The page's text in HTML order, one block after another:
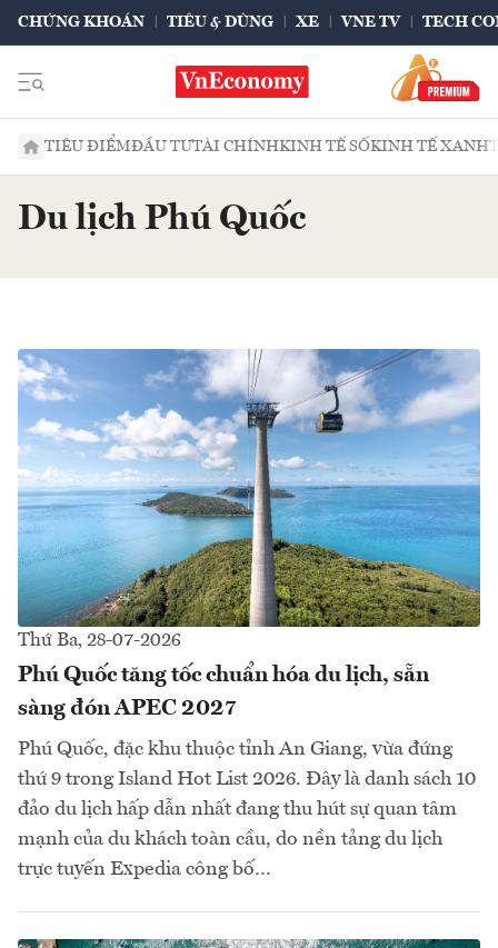
CHỨNG KHOÁN TIÊU & DÙNG XE VNE TV TECH
TIÊU ĐIỂMĐẦU TƯTÀI CHÍNHKINH TẾ SỐKINH TẾ XANH
Du lịch Phú Quốc
Thứ Ba, 28-07-2026
Phú Quốc tăng tốc chuẩn hóa du lịch, sẵn
sàng đón APEC 2027
Phú Quốc, đặc khu thuộc tỉnh An Giang, vừa đứng
thứ 9 trong Island Hot List 2026. Đây là danh sách 10
đảo du lịch hấp dẫn nhất đang thu hút sự quan tâm
mạnh của du khách toàn cầu, do nền tảng du lịch
trực tuyến Expedia công bố…